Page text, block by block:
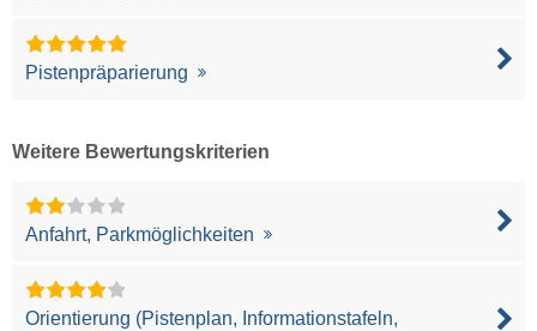
Pistenpräparierung
Weitere Bewertungskriterien
Anfahrt, Parkmöglichkeiten
Orientierung (Pistenplan, Informationstafeln,